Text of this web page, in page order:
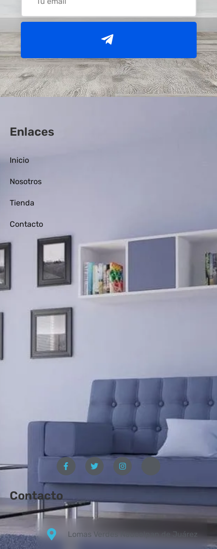
Enlaces
Inicio
Nosotros
Tienda
Contacto
Contacto
Lomas Verdes Naucalpan de Juárez